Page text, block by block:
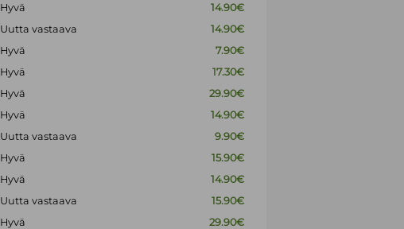
Hyvä
14.90€
Uutta vastaava
14.90€
Hyvä
7.90€
Hyvä
17.30€
Hyvä
29.90€
Hyvä
14.90€
Uutta vastaava
9.90€
Hyvä
15.90€
Hyvä
14.90€
Uutta vastaava
15.90€
Hyvä
29.90€